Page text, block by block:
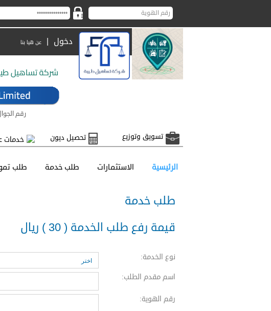
دخول | عن هيا بنا
رقم الجوال : 0506114770 - الهاتف :
الرئيسية الاستثمارات طلب خدمة طلب
تسويق وتوزيع تحصيل ديون خدمات
طلب خدمة
قيمة رفع طلب الخدمة ( 30 ) ريال
نوع الخدمة:
اسم مقدم الطلب:
رقم الهوية: